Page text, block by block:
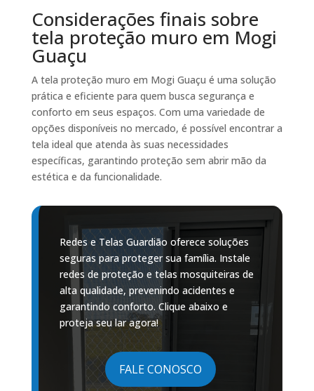
Considerações finais sobre
tela proteção muro em Mogi
Guaçu
A tela proteção muro em Mogi Guaçu é uma solução
prática e eficiente para quem busca segurança e
conforto em seus espaços. Com uma variedade de
opções disponíveis no mercado, é possível encontrar a
tela ideal que atenda às suas necessidades
específicas, garantindo proteção sem abrir mão da
estética e da funcionalidade.
Redes e Telas Guardião oferece soluções
seguras para proteger sua família. Instale
redes de proteção e telas mosquiteiras de
alta qualidade, prevenindo acidentes e
garantindo conforto. Clique abaixo e
proteja seu lar agora!
FALE CONOSCO